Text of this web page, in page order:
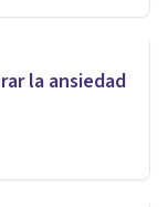
la ansiedad